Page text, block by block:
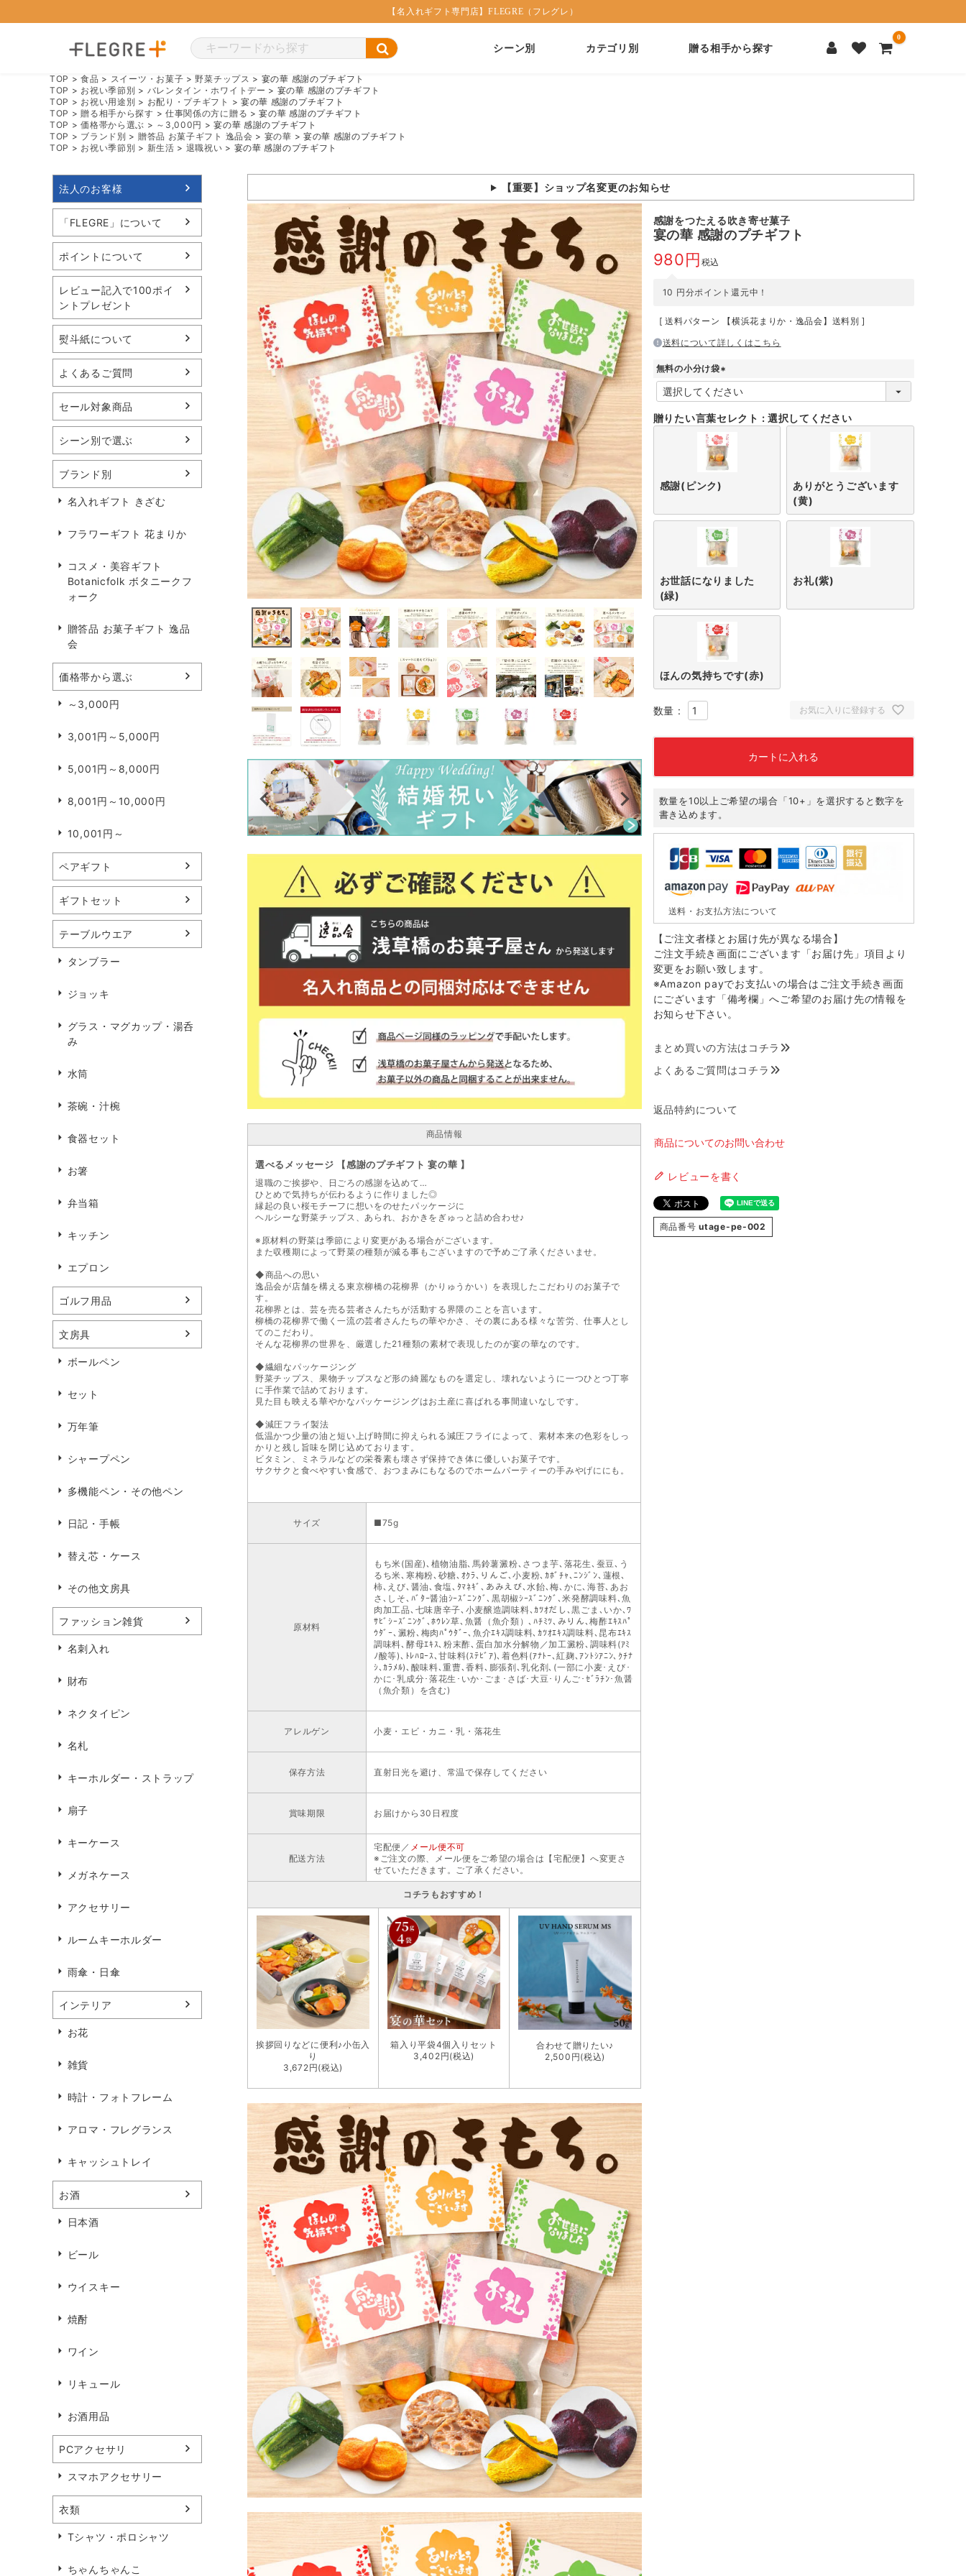
【名入れギフト専門店】FLEGRE（フレグレ）
シーン別 カテゴリ別 贈る相手から探す
0
TOP 食品 スイーツ・お菓子 野菜チップス
宴の華 感謝のプチギフト
TOP
お祝い季節別 バレンタイン・ホワイトデー
宴の華 感謝のプチギフト
TOP
お祝い用途別 お配り・プチギフト
宴の華 感謝のプチギフト
TOP
贈る相手から探す 仕事関係の方に贈る
宴の華 感謝のプチギフト
TOP
価格帯から選ぶ ～3,000円
宴の華 感謝のプチギフト
TOP
ブランド別 贈答品 お菓子ギフト 逸品会 宴の華
宴の華 感謝のプチギフト
TOP
お祝い季節別 新生活 退職祝い 宴の華 感謝のプチギフト
法人のお客様
「FLEGRE」について
ポイントについて
レビュー記入で100ポイ
ントプレゼント
熨斗紙について
よくあるご質問
セール対象商品
シーン別で選ぶ
ブランド別
名入れギフト きざむ
フラワーギフト 花まりか
コスメ・美容ギフト
Botanicfolk ボタニークフ
ォーク
贈答品 お菓子ギフト 逸品
会
価格帯から選ぶ
～3,000円
3,001円～5,000円
5,001円～8,000円
8,001円～10,000円
10,001円～
ペアギフト
ギフトセット
テーブルウエア
タンブラー
ジョッキ
グラス・マグカップ・湯呑
み
水筒
茶碗・汁椀
食器セット
お箸
弁当箱
キッチン
エプロン
ゴルフ用品
文房具
ボールペン
セット
万年筆
シャープペン
多機能ペン・その他ペン
日記・手帳
替え芯・ケース
その他文房具
ファッション雑貨
名刺入れ
財布
ネクタイピン
名札
キーホルダー・ストラップ
扇子
キーケース
メガネケース
アクセサリー
ルームキーホルダー
雨傘・日傘
インテリア
お花
雑貨
時計・フォトフレーム
アロマ・フレグランス
キャッシュトレイ
お酒
日本酒
ビール
ウイスキー
焼酎
ワイン
リキュール
お酒用品
PCアクセサリ
スマホアクセサリー
衣類
Tシャツ・ポロシャツ
ちゃんちゃんこ
【重要】ショップ名変更のお知らせ
商品情報
選べるメッセージ 【感謝のプチギフト 宴の華 】
退職のご挨拶や、日ごろの感謝を込めて…
ひとめで気持ちが伝わるように作りました◎
縁起の良い桜モチーフに想いをのせたパッケージに
ヘルシーな野菜チップス、あられ、おかきをぎゅっと詰め合わせ♪
※原材料の野菜は季節により変更がある場合がございます。
また収穫期によって野菜の種類が減る事もございますので予めご了承くださいませ。
◆商品への思い
逸品会が店舗を構える東京柳橋の花柳界（かりゅうかい）を表現したこだわりのお菓子で
す。
花柳界とは、芸を売る芸者さんたちが活動する界隈のことを言います。
柳橋の花柳界で働く一流の芸者さんたちの華やかさ、その裏にある様々な苦労、仕事人とし
てのこだわり。
そんな花柳界の世界を、厳選した21種類の素材で表現したのが宴の華なのです。
◆繊細なパッケージング
野菜チップス、果物チップスなど形の綺麗なものを選定し、壊れないように一つひとつ丁寧
に手作業で詰めております。
見た目も映える華やかなパッケージングはお土産に喜ばれる事間違いなしです。
◆減圧フライ製法
低温かつ少量の油と短い上げ時間に抑えられる減圧フライによって、素材本来の色彩をしっ
かりと残し旨味を閉じ込めております。
ビタミン、ミネラルなどの栄養素も壊さず保持でき体に優しいお菓子です。
サクサクと食べやすい食感で、おつまみにもなるのでホームパーティーの手みやげににも。
サイズ ■75g
原材料
もち米(国産)､植物油脂､馬鈴薯澱粉､さつま芋､落花生､蚕豆､う
るち米､寒梅粉､砂糖､ｵｸﾗ､りんご､小麦粉､ｶﾎﾞﾁｬ､ﾆﾝｼﾞﾝ､蓮根､
柿､えび､醤油､食塩､ﾀﾏﾈｷﾞ､あみえび､水飴､梅､かに､海苔､あお
さ､しそ､ﾊﾞﾀｰ醤油ｼｰｽﾞﾆﾝｸﾞ､黒胡椒ｼｰｽﾞﾆﾝｸﾞ､米発酵調味料､魚
肉加工品､七味唐辛子､小麦醸造調味料､ｶﾂｵだし､黒ごま､いか､ﾜ
ｻﾋﾞｼｰｽﾞﾆﾝｸﾞ､ﾎｳﾚﾝ草､魚醤（魚介類）､ﾊﾁﾐﾂ､みりん､梅酢ｴｷｽﾊﾟ
ｳﾀﾞｰ､澱粉､梅肉ﾊﾟｳﾀﾞｰ､魚介ｴｷｽ調味料､ｶﾂｵｴｷｽ調味料､昆布ｴｷｽ
調味料､酵母ｴｷｽ､粉末酢､蛋白加水分解物／加工澱粉､調味料(ｱﾐ
ﾉ酸等)､ﾄﾚﾊﾛｰｽ､甘味料(ｽﾃﾋﾞｱ)､着色料(ｱﾅﾄｰ､紅麹､ｱﾝﾄｼｱﾆﾝ､ｸﾁﾅ
ｼ､ｶﾗﾒﾙ)､酸味料､重曹､香料､膨張剤､乳化剤､(一部に小麦･えび･
かに･乳成分･落花生･いか･ごま･さば･大豆･りんご･ｾﾞﾗﾁﾝ･魚醤
（魚介類）を含む)
アレルゲン 小麦・エビ・カニ・乳・落花生
保存方法 直射日光を避け、常温で保存してください
賞味期限 お届けから30日程度
配送方法
宅配便／ メール便不可
※ご注文の際、メール便をご希望の場合は【宅配便】へ変更さ
せていただきます。ご了承ください。
コチラもおすすめ！
挨拶回りなどに便利♪小缶入
り
3,672円(税込)
箱入り平袋4個入りセット
3,402円(税込)
合わせて贈りたい♪
2,500円(税込)
感謝をつたえる吹き寄せ菓子
宴の華 感謝のプチギフト
980 税込
10 円分ポイント還元中！
送料パターン
【横浜花まりか・逸品会】送料別
送料について詳しくはこちら
無料の小分け袋
(
必
)
贈りたい言葉セレクト 選択してください
感謝(ピンク)
ありがとうございます
(黄)
お世話になりました
(緑)
お礼(紫)
ほんの気持ちです(赤)
お気に入りに登録する
カートに入れる
数量を10以上ご希望の場合「10+」を選択すると数字を
書き込めます。
送料・お支払方法について
【ご注文者様とお届け先が異なる場合】
ご注文手続き画面にございます「お届け先」項目より
変更をお願い致します。
※Amazon payでお支払いの場合はご注文手続き画面
にございます「備考欄」へご希望のお届け先の情報を
お知らせ下さい。
まとめ買いの方法はコチラ
よくあるご質問はコチラ
返品特約について
商品についてのお問い合わせ
レビューを書く
商品番号 utage-pe-002